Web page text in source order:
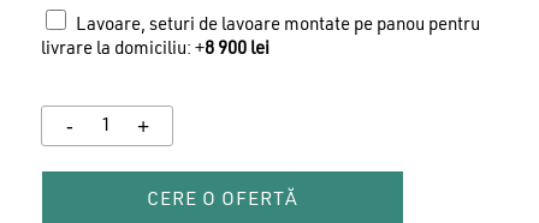
Lavoare, seturi de lavoare montate pe panou pentru
livrare la domiciliu: +8 900 lei
CERE O OFERTĂ